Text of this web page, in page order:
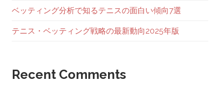
ベッティング分析で知るテニスの面白い傾向7選
テニス・ベッティング戦略の最新動向2025年版
Recent Comments